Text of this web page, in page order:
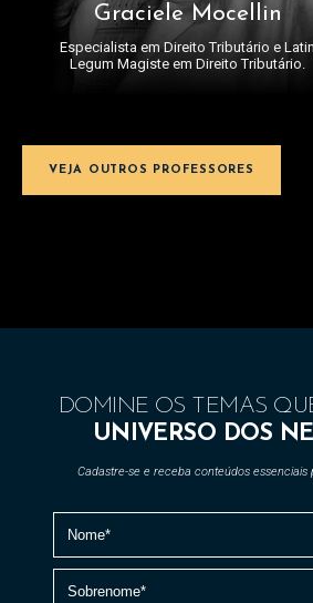
Graciele Mocellin
Especialista em Direito Tributário e Latin
Legum Magiste em Direito Tributário.
VEJA OUTROS PROFESSORES
DOMINE OS TEMAS
UNIVERSO DOS
Cadastre-se e receba conteúdos essenciais